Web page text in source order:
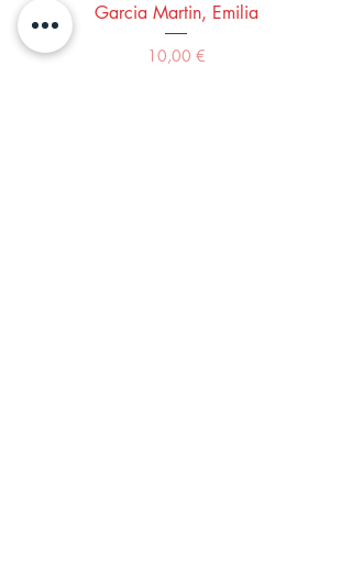
Garcia Martin, Emilia
Precio
10,00 €